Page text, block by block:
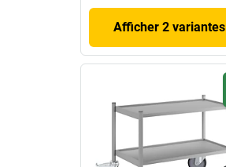
Afficher 2 variantes